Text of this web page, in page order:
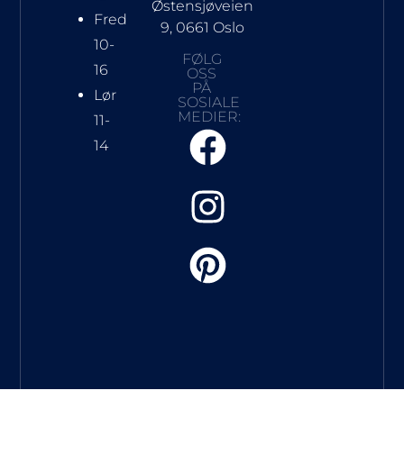
Fred
10-
16
Lør
11-
14
Østensjøveien
9, 0661 Oslo
FØLG
OSS
PÅ
SOSIALE
MEDIER: